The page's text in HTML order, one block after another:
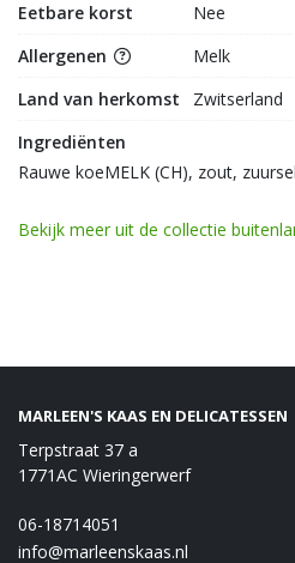
Eetbare korst
Nee
Allergenen
Melk
Land van herkomst
Zwitserland
Ingrediënten
Rauwe koeMELK (CH), zout,
Bekijk meer uit de collectie
MARLEEN'S KAAS EN DELICATESSEN
Terpstraat 37 a
1771AC Wieringerwerf
06-18714051
info@marleenskaas.nl